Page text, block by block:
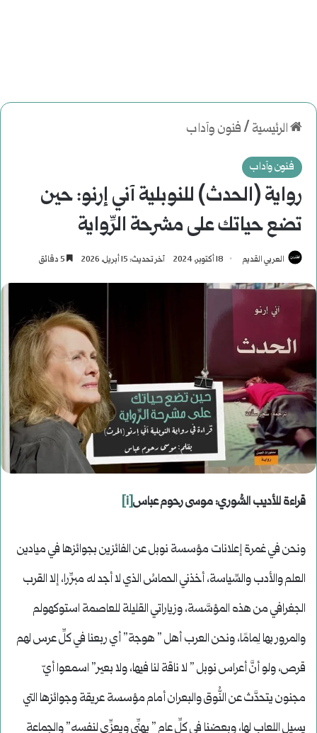
الرئيسية /فنون وآداب
فنون وآداب
رواية (الحدث) للنوبلية آني إرنو: حين
تضع حياتك على مشرحة الرِّواية
العربي القديم 18 أكتوبر، 2024 آخر تحديث: 15 أبريل، 2026
قراءة للأديب السُّوري: موسى رحوم عباس[i]
ونحن في غمرة إعلانات مؤسسة نوبل عن الفائزين بجوائزها في ميادين
العلم والأدب والسِّياسة، أخذني الحماسُ الذي لا أجد له مبرِّرا، إلا القرب
الجغرافي من هذه المؤسَّسة، وزياراتي القليلة للعاصمة استوكهولم
والمرور بها لِمامًا، ونحن العرب أهل ” هوجة” أي ربعنا في كلِّ عرس لهم
قرص، ولو أنَّ أعراس نوبل ” لا ناقة لنا فيها، ولا بعير” اسمعوا أيّ
مجنون يتحدَّث عن النُّوق والبعران أمام مؤسسة عريقة وجوائزها التي
يسيل اللعاب لها، وبعضنا في كلِّ عام ” يهنِّي ويعزِّي لنفسه” والجماعة